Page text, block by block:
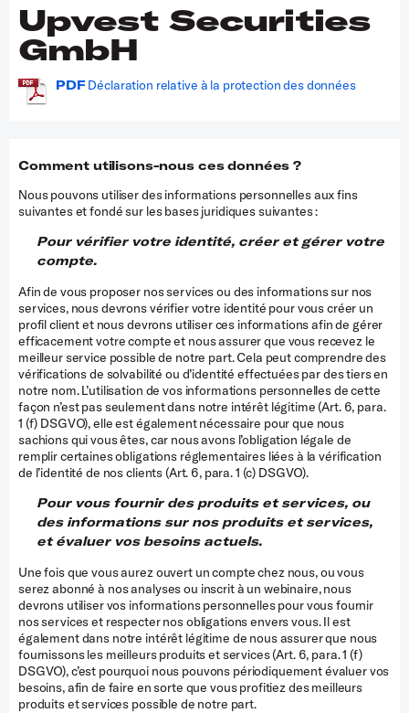
Upvest Securities
GmbH
PDFDéclaration relative à la protection des données
Comment utilisons-nous ces données ?
Nous pouvons utiliser des informations personnelles aux fins
suivantes et fondé sur les bases juridiques suivantes :
Pour vérifier votre identité, créer et gérer votre
compte.
Afin de vous proposer nos services ou des informations sur nos
services, nous devrons vérifier votre identité pour vous créer un
profil client et nous devrons utiliser ces informations afin de gérer
efficacement votre compte et nous assurer que vous recevez le
meilleur service possible de notre part. Cela peut comprendre des
vérifications de solvabilité ou d’identité effectuées par des tiers en
notre nom. L’utilisation de vos informations personnelles de cette
façon n’est pas seulement dans notre intérêt légitime (Art. 6, para.
1 (f) DSGVO), elle est également nécessaire pour que nous
sachions qui vous êtes, car nous avons l’obligation légale de
remplir certaines obligations réglementaires liées à la vérification
de l’identité de nos clients (Art. 6, para. 1 (c) DSGVO).
Pour vous fournir des produits et services, ou
des informations sur nos produits et services,
et évaluer vos besoins actuels.
Une fois que vous aurez ouvert un compte chez nous, ou vous
serez abonné à nos analyses ou inscrit à un webinaire, nous
devrons utiliser vos informations personnelles pour vous fournir
nos services et respecter nos obligations envers vous. Il est
également dans notre intérêt légitime de nous assurer que nous
fournissons les meilleurs produits et services (Art. 6, para. 1 (f)
DSGVO), c’est pourquoi nous pouvons périodiquement évaluer vos
besoins, afin de faire en sorte que vous profitiez des meilleurs
produits et services possible de notre part.